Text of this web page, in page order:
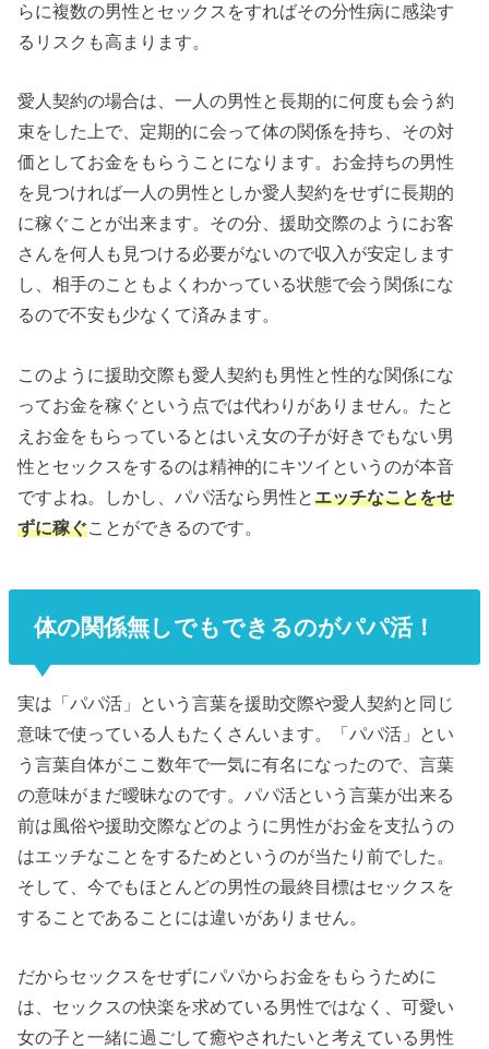
らに複数の男性とセックスをすればその分性病に感染す
るリスクも高まります。
愛人契約の場合は、一人の男性と長期的に何度も会う約
束をした上で、定期的に会って体の関係を持ち、その対
価としてお金をもらうことになります。お金持ちの男性
を見つければ一人の男性としか愛人契約をせずに長期的
に稼ぐことが出来ます。その分、援助交際のようにお客
さんを何人も見つける必要がないので収入が安定します
し、相手のこともよくわかっている状態で会う関係にな
るので不安も少なくて済みます。
このように援助交際も愛人契約も男性と性的な関係にな
ってお金を稼ぐという点では代わりがありません。たと
えお金をもらっているとはいえ女の子が好きでもない男
性とセックスをするのは精神的にキツイというのが本音
ですよね。しかし、パパ活なら男性とエッチなことをせ
ずに稼ぐことができるのです。
体の関係無しでもできるのがパパ活！
実は「パパ活」という言葉を援助交際や愛人契約と同じ
意味で使っている人もたくさんいます。「パパ活」とい
う言葉自体がここ数年で一気に有名になったので、言葉
の意味がまだ曖昧なのです。パパ活という言葉が出来る
前は風俗や援助交際などのように男性がお金を支払うの
はエッチなことをするためというのが当たり前でした。
そして、今でもほとんどの男性の最終目標はセックスを
することであることには違いがありません。
だからセックスをせずにパパからお金をもらうために
は、セックスの快楽を求めている男性ではなく、可愛い
女の子と一緒に過ごして癒やされたいと考えている男性